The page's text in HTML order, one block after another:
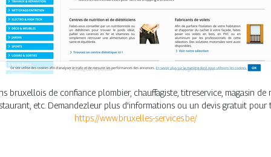
bruxellois de confiance plombier, chauffagiste, titreservice, magasin de
etc. Demandezleur plus d'informations ou un devis gratuit
https://www.bruxelles-services.be/